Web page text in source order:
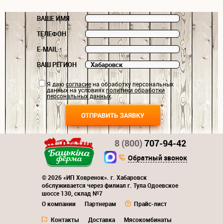
ВАШЕ ИМЯ
ТЕЛЕФОН
E-MAIL
ВАШ РЕГИОН
Я даюсогласиена обработку персональных
данных на условияхполитики обработки
персональных данных.
© 2026 «ИП Ховренок». г. Хабаровск
обслуживается через филиал г. Тула Одоевское
шоссе 130, склад №7
О компании
Партнерам
Прайс-лист
Контакты
Доставка
Мясокомбинаты
8 (800)707-94-42
Обратный звонок